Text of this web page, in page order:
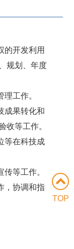
的开发利用
规划、年度
工作。
成果转化和
收等工作。
等在科技成
等工作。
，协调和指
TOP